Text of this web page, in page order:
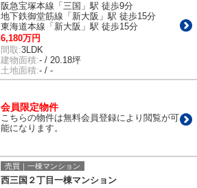
阪急宝塚本線「三国」駅 徒歩9分
地下鉄御堂筋線「新大阪」駅 徒歩15分
東海道本線「新大阪」駅 徒歩15分
6,180万円
間取:3LDK
建物面積:- / 20.18坪
土地面積:- / -
会員限定物件
こちらの物件は無料会員登録により閲覧が可
能になります。
売買｜一棟マンション
西三国２丁目一棟マンション